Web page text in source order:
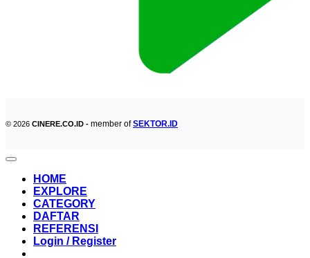
© 2026 CINERE.CO.ID - member ofSEKTOR.ID
HOME
EXPLORE
CATEGORY
DAFTAR
REFERENSI
Login / Register